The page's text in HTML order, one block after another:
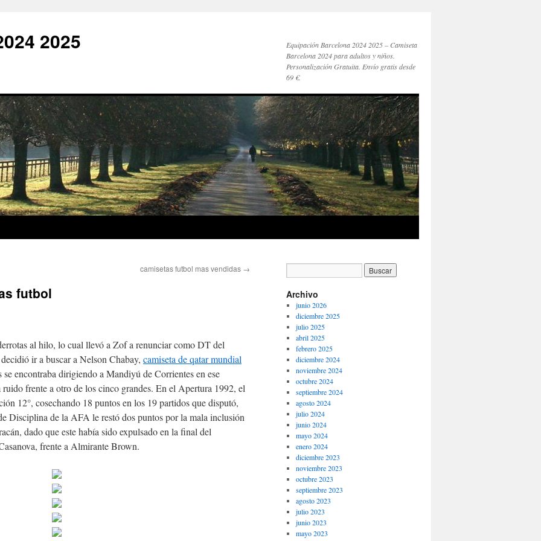
2025
Equipación Barcelona 2024 2025 – Camiseta
Barcelona 2024 para adultos y niños.
Personalización Gratuita. Envío gratis desde
69 €.
camisetas futbol mas vendidas →
futbol
al hilo, lo cual llevó a Zof a renunciar como DT del
ir a buscar a Nelson Chabay, camiseta de qatar mundial
encontraba dirigiendo a Mandiyú de Corrientes en ese
frente a otro de los cinco grandes. En el Apertura 1992, el
12°, cosechando 18 puntos en los 19 partidos que disputó,
Disciplina de la AFA le restó dos puntos por la mala inclusión
dado que este había sido expulsado en la final del
frente a Almirante Brown.
Archivo
junio 2026
diciembre 2025
julio 2025
abril 2025
febrero 2025
diciembre 2024
noviembre 2024
octubre 2024
septiembre 2024
agosto 2024
julio 2024
junio 2024
mayo 2024
enero 2024
diciembre 2023
noviembre 2023
octubre 2023
septiembre 2023
agosto 2023
julio 2023
junio 2023
mayo 2023